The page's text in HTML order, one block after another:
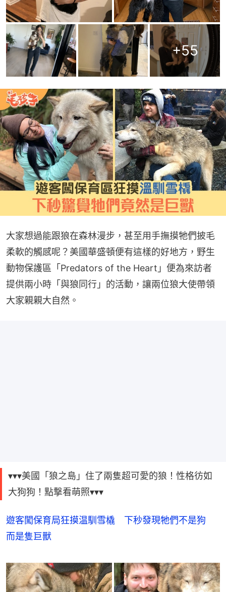
+55
大家想過能跟狼在森林漫步，甚至用手撫摸牠們披毛
柔軟的觸感呢？美國華盛頓便有這樣的好地方，野生
動物保護區「Predators of the Heart」便為來訪者
提供兩小時「與狼同行」的活動，讓兩位狼大使帶領
大家親親大自然。
▾▾▾美國「狼之島」住了兩隻超可愛的狼！性格彷如
大狗狗！點撃看萌照▾▾▾
遊客闖保育局狂摸温馴雪橇 下秒發現牠們不是狗
而是隻巨獸